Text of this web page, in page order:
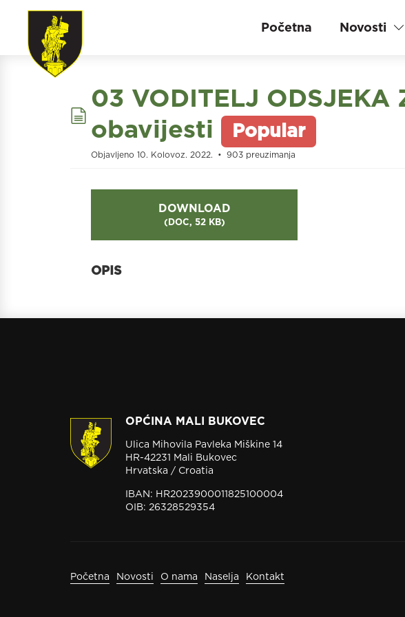
Početna Novosti
document
03 VODITELJ ODSJEKA
obavijesti
Popular
Objavljeno 10. Kolovoz. 2022. 903 preuzimanja
DOWNLOAD
( DOC, 52 KB)
OPĆINA MALI BUKOVEC
Ulica Mihovila Pavleka Miškine 14
HR-42231 Mali Bukovec
Hrvatska / Croatia
IBAN: HR2023900011825100004
OIB: 26328529354
Početna Novosti O nama Naselja Kontakt